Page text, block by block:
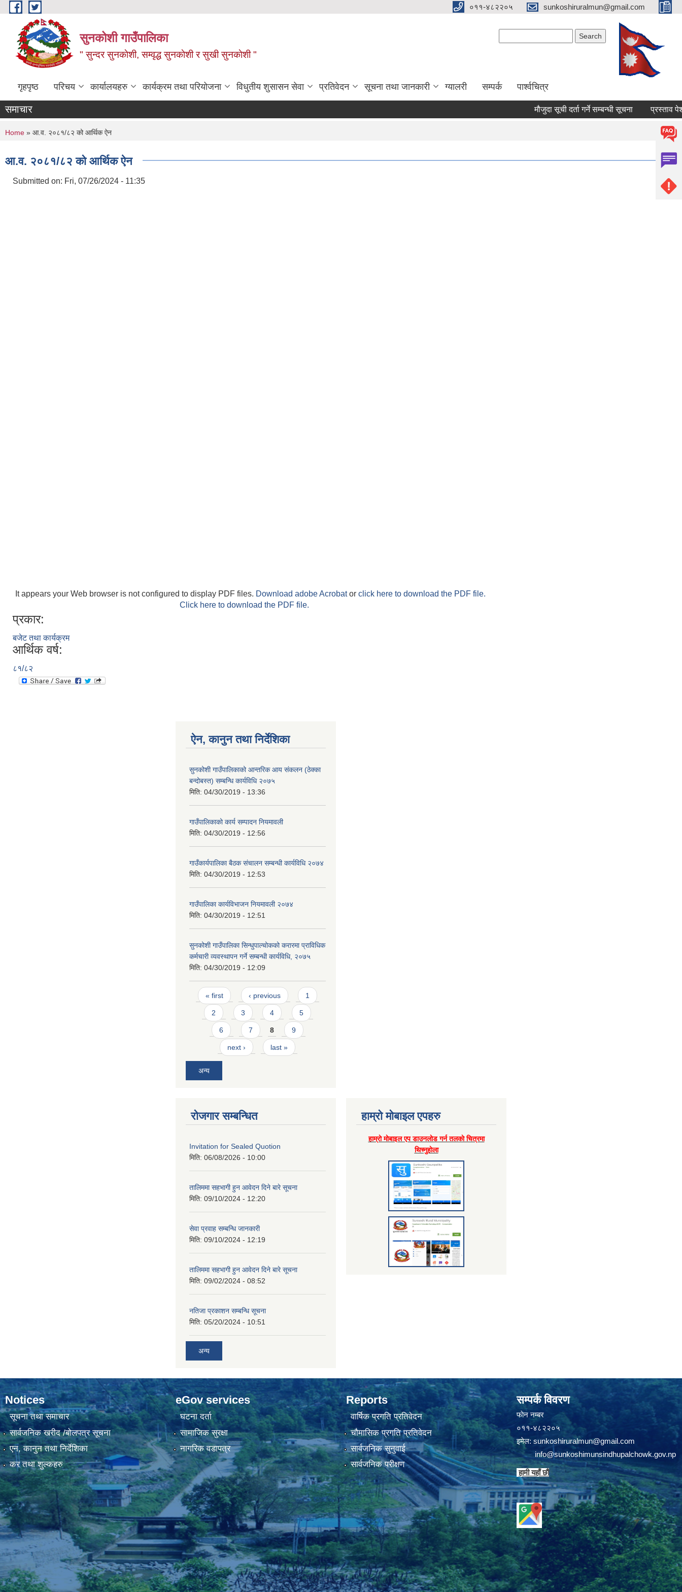
Skip to main content ०११-४८२२०५ sunkoshiruralmun@gmail.com
सुनकोशी गाउँपालिका
" सुन्दर सुनकाेशी, सम्वृद्ध सुनकाेशी र सुखी सुनकाेशी "
गृहपृष्ठ परिचय कार्यालयहरु कार्यक्रम तथा परियोजना विधुतीय शुसासन सेवा प्रतिवेदन सूचना तथा जानकारी ग्यालरी सम्पर्क पार्श्वचित्र
समाचार मौजुदा सूची दर्ता गर्ने सम्बन्धी सूचना प्रस्ताव पेश गर्ने
You are here
Home » आ.व. २०८१/८२ को आर्थिक ऐन
आ.व. २०८१/८२ को आर्थिक ऐन
Submitted on: Fri, 07/26/2024 - 11:35
It appears your Web browser is not configured to display PDF files. Download adobe Acrobator click here to download the PDF file.
Click here to download the PDF file.
प्रकार:
बजेट तथा कार्यक्रम
आर्थिक वर्ष:
८१/८२
ऐन, कानुन तथा निर्देशिका
सुनकोशी गाउँपालिकाको आन्तरिक आय संकलन (ठेक्का
बन्दोबस्त) सम्बन्धि कार्यविधि २०७५
मिति: 04/30/2019 - 13:36
गाउँपालिकाको कार्य सम्पादन नियमावली
मिति: 04/30/2019 - 12:56
गाउँकार्यपालिका बैठक संचालन सम्बन्धी कार्यविधि २०७४
मिति: 04/30/2019 - 12:53
गाउँपालिका कार्यविभाजन नियमावली २०७४
मिति: 04/30/2019 - 12:51
सुनकोशी गाउँपालिका सिन्धुपाल्चोकको करारमा प्राविधिक
कर्मचारी व्यवस्थापन गर्ने सम्बन्धी कार्यविधि, २०७५
मिति: 04/30/2019 - 12:09
Pages
« first ‹ previous 1
2 3 4 5
6 7 8 9
next › last »
अन्य
रोजगार सम्बन्धित
Invitation for Sealed Quotion
मिति: 06/08/2026 - 10:00
तालिममा सहभागी हुन आवेदन दिने बारे सूचना
मिति: 09/10/2024 - 12:20
सेवा प्रवाह सम्बन्धि जानकारी
मिति: 09/10/2024 - 12:19
तालिममा सहभागी हुन आवेदन दिने बारे सूचना
मिति: 09/02/2024 - 08:52
नतिजा प्रकाशन सम्बन्धि सूचना
मिति: 05/20/2024 - 10:51
अन्य
हाम्राे माेबाइल एपहरु
हाम्राे माेबाइल एप डाउनलाेड गर्न तलकाे चित्रमा
थिच्नुहाेला
Notices
सूचना तथा समाचार
सार्वजनिक खरीद /बोलपत्र सूचना
एन, कानुन तथा निर्देशिका
कर तथा शुल्कहरु
eGov services
घटना दर्ता
सामाजिक सुरक्षा
नागरिक वडापत्र
Reports
वार्षिक प्रगति प्रतिवेदन
चौमासिक प्रगति प्रतिवेदन
सार्वजनिक सुनुवाई
सार्वजनिक परीक्षण
सम्पर्क विवरण
फाेन न‌‍‍‍‌‌म्बर
०११-४८२२०५
इमेल: sunkoshiruralmun@gmail.com
info@sunkoshimunsindhupalchowk.gov.np
हामी यहाँ छाै‌ं